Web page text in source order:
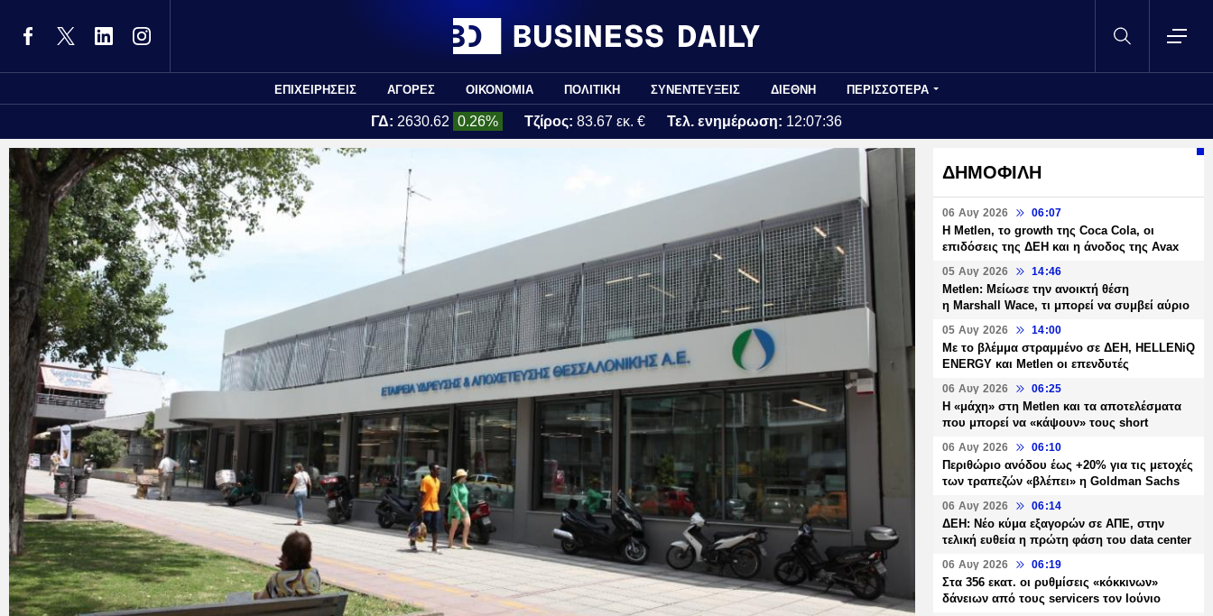
ΕΠΙΧΕΙΡΗΣΕΙΣ ΑΓΟΡΕΣ ΟΙΚΟΝΟΜΙΑ ΠΟΛΙΤΙΚΗ ΣΥΝΕΝΤΕΥΞΕΙΣ ΔΙΕΘΝΗ ΠΕΡΙΣΣΟΤΕΡΑ
ΓΔ: 2630.62 0.26% Τζίρος: 83.67 εκ. € Τελ. ενημέρωση: 12:07:36
ΔΗΜΟΦΙΛΗ
06 Αυγ 2026 06:07
H Metlen, το growth της Coca Cola, οι
επιδόσεις της ΔΕΗ και η άνοδος της Avax
05 Αυγ 2026 14:46
Metlen: Μείωσε την ανοικτή θέση
η Marshall Wace, τι μπορεί να συμβεί αύριο
05 Αυγ 2026 14:00
Με το βλέμμα στραμμένο σε ΔΕΗ, HELLENiQ
ENERGY και Metlen οι επενδυτές
06 Αυγ 2026 06:25
H «μάχη» στη Metlen και τα αποτελέσματα
που μπορεί να «κάψουν» τους short
06 Αυγ 2026 06:10
Περιθώριο ανόδου έως +20% για τις μετοχές
των τραπεζών «βλέπει» η Goldman Sachs
06 Αυγ 2026 06:14
ΔΕΗ: Νέο κύμα εξαγορών σε ΑΠΕ, στην
τελική ευθεία η πρώτη φάση του data center
06 Αυγ 2026 06:19
Στα 356 εκατ. οι ρυθμίσεις «κόκκινων»
δάνειων από τους servicers τον Ιούνιο